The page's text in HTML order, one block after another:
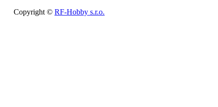
Copyright © RF-Hobby s.r.o.